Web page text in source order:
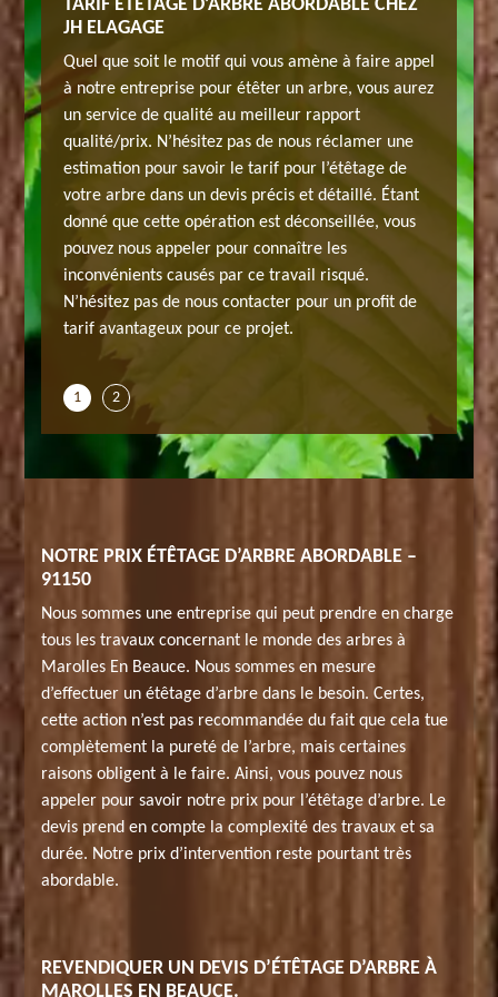
dans
du
ne
TARIF ÉTÊTAGE D’ARBRE ABORDABLE CHEZ
JH ELAGAGE
Quel que soit le motif qui vous amène à faire appel
à notre entreprise pour étêter un arbre, vous aurez
un service de qualité au meilleur rapport
qualité/prix. N’hésitez pas de nous réclamer une
estimation pour savoir le tarif pour l’étêtage de
votre arbre dans un devis précis et détaillé. Étant
donné que cette opération est déconseillée, vous
pouvez nous appeler pour connaître les
inconvénients causés par ce travail risqué.
N’hésitez pas de nous contacter pour un profit de
tarif avantageux pour ce projet.
Êtes-
avec
ce
fait
arbre a
savez
1 2
NOTRE PRIX ÉTÊTAGE D’ARBRE ABORDABLE –
91150
Nous sommes une entreprise qui peut prendre en charge
tous les travaux concernant le monde des arbres à
Marolles En Beauce. Nous sommes en mesure
d’effectuer un étêtage d’arbre dans le besoin. Certes,
cette action n’est pas recommandée du fait que cela tue
complètement la pureté de l’arbre, mais certaines
raisons obligent à le faire. Ainsi, vous pouvez nous
appeler pour savoir notre prix pour l’étêtage d’arbre. Le
devis prend en compte la complexité des travaux et sa
durée. Notre prix d’intervention reste pourtant très
abordable.
REVENDIQUER UN DEVIS D’ÉTÊTAGE D’ARBRE À
MAROLLES EN BEAUCE.